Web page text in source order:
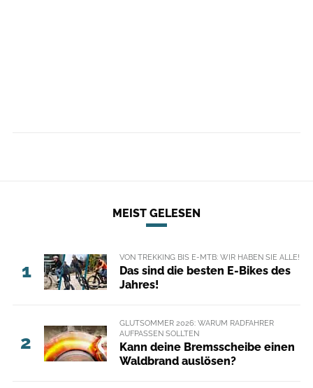
MEIST GELESEN
1
VON TREKKING BIS E-MTB: WIR HABEN SIE ALLE!
Das sind die besten E-Bikes des
Jahres!
2
GLUTSOMMER 2026: WARUM RADFAHRER
AUFPASSEN SOLLTEN
Kann deine Bremsscheibe einen
Waldbrand auslösen?